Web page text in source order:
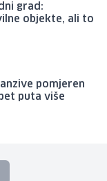
grad:
objekte, ali to
pomjeren
puta više